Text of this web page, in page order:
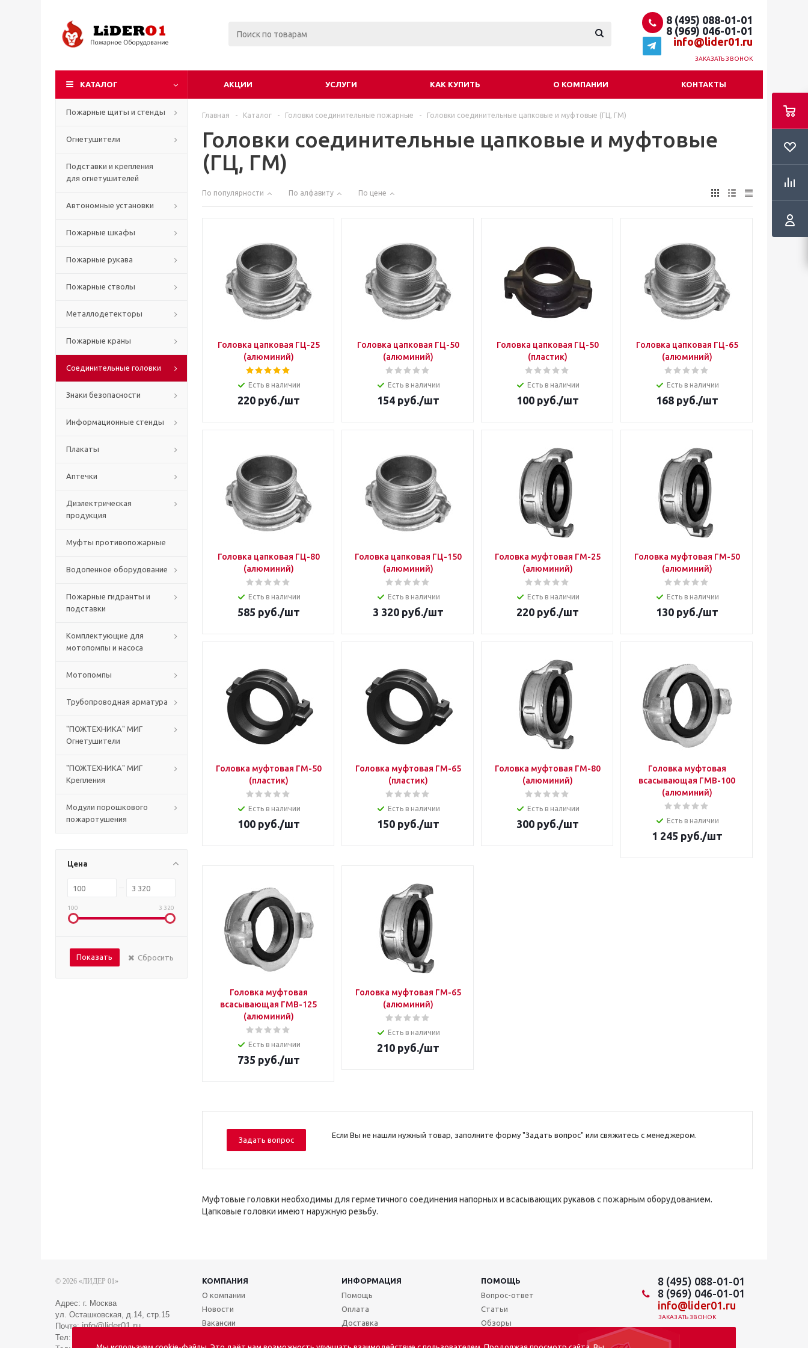
8 (495) 088-01-01
8 (969) 046-01-01
info@lider01.ru
ЗАКАЗАТЬ ЗВОНОК
КАТАЛОГ АКЦИИ УСЛУГИ КАК КУПИТЬ О КОМПАНИИ КОНТАКТЫ
Пожарные щиты и стенды
Огнетушители
Подставки и крепления
для огнетушителей
Автономные установки
Пожарные шкафы
Пожарные рукава
Пожарные стволы
Металлодетекторы
Пожарные краны
Соединительные головки
Знаки безопасности
Информационные стенды
Плакаты
Аптечки
Диэлектрическая
продукция
Муфты противопожарные
Водопенное оборудование
Пожарные гидранты и
подставки
Комплектующие для
мотопомпы и насоса
Мотопомпы
Трубопроводная арматура
"ПОЖТЕХНИКА" МИГ
Огнетушители
"ПОЖТЕХНИКА" МИГ
Крепления
Модули порошкового
пожаротушения
Цена
100 3 320
Показать Сбросить
Главная - Каталог - Головки соединительные пожарные - Головки соединительные цапковые и муфтовые (ГЦ, ГМ)
Головки соединительные цапковые и муфтовые
(ГЦ, ГМ)
По популярности По алфавиту По цене
Головка цапковая ГЦ-25
(алюминий)
Есть в наличии
220руб./шт
Головка цапковая ГЦ-50
(алюминий)
Есть в наличии
154руб./шт
Головка цапковая ГЦ-50
(пластик)
Есть в наличии
100руб./шт
Головка цапковая ГЦ-65
(алюминий)
Есть в наличии
168руб./шт
Головка цапковая ГЦ-80
(алюминий)
Есть в наличии
585 руб./шт
Головка цапковая ГЦ-150
(алюминий)
Есть в наличии
3 320руб./шт
Головка муфтовая ГМ-25
(алюминий)
Есть в наличии
220руб./шт
Головка муфтовая ГМ-50
(алюминий)
Есть в наличии
130руб./шт
Головка муфтовая ГМ-50
(пластик)
Есть в наличии
100руб./шт
Головка муфтовая ГМ-65
(пластик)
Есть в наличии
150руб./шт
Головка муфтовая ГМ-80
(алюминий)
Есть в наличии
300руб./шт
Головка муфтовая
всасывающая ГМВ-100
(алюминий)
Есть в наличии
1 245 руб./шт
Головка муфтовая
всасывающая ГМВ-125
(алюминий)
Есть в наличии
735 руб./шт
Головка муфтовая ГМ-65
(алюминий)
Есть в наличии
210руб./шт
Задать вопрос
Если Вы не нашли нужный товар, заполните форму "Задать вопрос" или свяжитесь с менеджером.
Муфтовые головки необходимы для герметичного соединения напорных и всасывающих рукавов с пожарным оборудованием.
Цапковые головки имеют наружную резьбу.
© 2026 «ЛИДЕР 01»
Адрес: г. Москва
ул. Осташковская, д.14, стр.15
Почта:info@lider01.ru
Тел:
КОМПАНИЯ ИНФОРМАЦИЯ
ПОМОЩЬ
О компании
Новости
Вакансии
Помощь
Оплата
Доставка
Вопрос-ответ
Статьи
Обзоры
8 (495) 088-01-01
8 (969) 046-01-01
info@lider01.ru
ЗАКАЗАТЬ ЗВОНОК